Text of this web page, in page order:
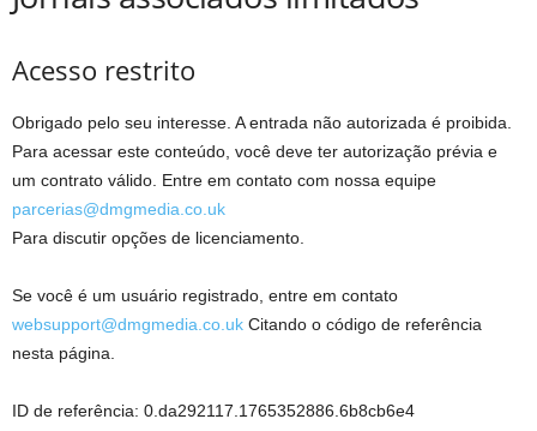
Acesso restrito
Obrigado pelo seu interesse. A entrada não autorizada é proibida.
Para acessar este conteúdo, você deve ter autorização prévia e
um contrato válido. Entre em contato com nossa equipe
parcerias@dmgmedia.co.uk
Para discutir opções de licenciamento.
Se você é um usuário registrado, entre em contato
websupport@dmgmedia.co.uk Citando o código de referência
nesta página.
ID de referência: 0.da292117.1765352886.6b8cb6e4